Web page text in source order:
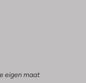
eigen maat